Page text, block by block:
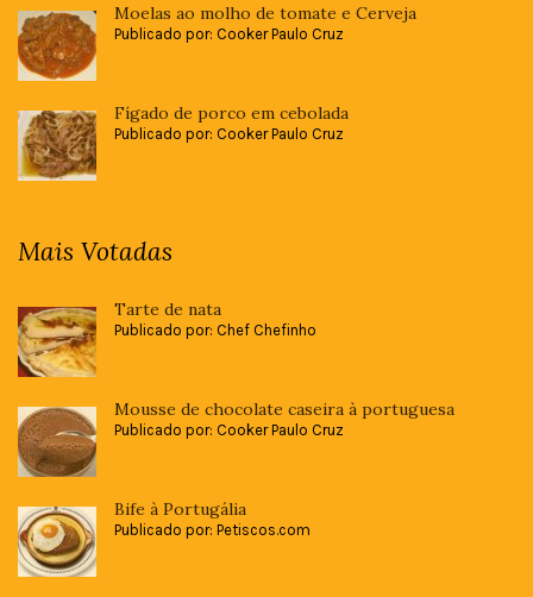
Moelas ao molho de tomate e Cerveja
Publicado por: Cooker Paulo Cruz
Fígado de porco em cebolada
Publicado por: Cooker Paulo Cruz
Mais Votadas
Tarte de nata
Publicado por: Chef Chefinho
Mousse de chocolate caseira à portuguesa
Publicado por: Cooker Paulo Cruz
Bife à Portugália
Publicado por: Petiscos.com